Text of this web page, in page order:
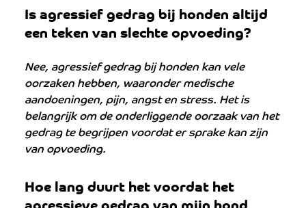
Is agressief gedrag bij honden altijd
een teken van slechte opvoeding?
Nee, agressief gedrag bij honden kan vele
oorzaken hebben, waaronder medische
aandoeningen, pijn, angst en stress. Het is
belangrijk om de onderliggende oorzaak van het
gedrag te begrijpen voordat er sprake kan zijn
van opvoeding.
Hoe lang duurt het voordat het